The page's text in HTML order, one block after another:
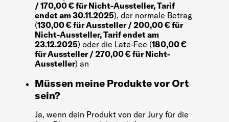
/ 170,00 € für Nicht-Aussteller, Tarif
endet am 30.11.2025), der normale Betrag
(130,00 € für Aussteller / 200,00 € für
Nicht-Aussteller, Tarif endet am
23.12.2025) oder die Late-Fee (180,00 €
für Aussteller / 270,00 € für Nicht-
Aussteller) an
Müssen meine Produkte vor Ort
sein?
Ja, wenn dein Produkt von der Jury für die